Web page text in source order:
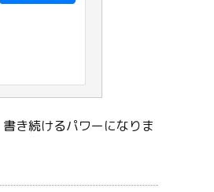
き続けるパワーになりま